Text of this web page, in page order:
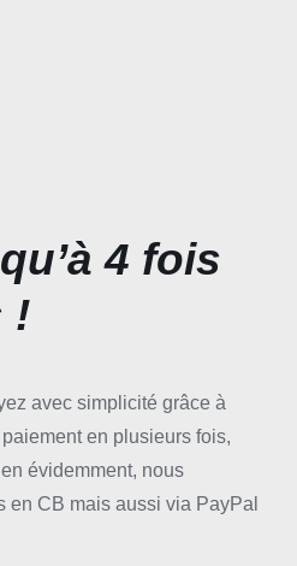
4 fois
!
avec simplicité grâce à
en plusieurs fois,
évidemment, nous
en CB mais aussi via PayPal